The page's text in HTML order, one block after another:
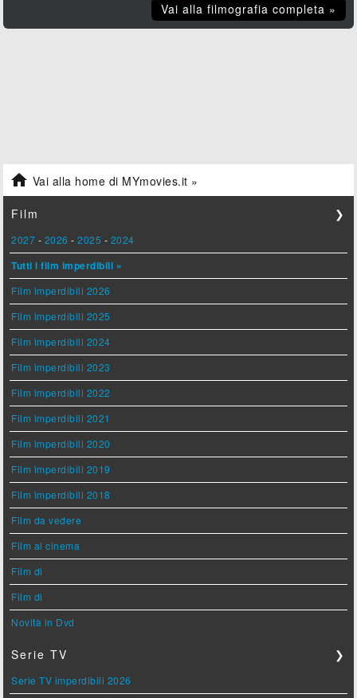
Vai alla filmografia completa »
 Vai alla home di MYmovies.it »
Film ❯
2027 - 2026 -2025 - 2024
Tutti i film imperdibili »
Film imperdibili 2026
Film imperdibili 2025
Film imperdibili 2024
Film imperdibili 2023
Film imperdibili 2022
Film imperdibili 2021
Film imperdibili 2020
Film imperdibili 2019
Film imperdibili 2018
Film da vedere
Film al cinema
Film di
Film di
Novità in Dvd
Serie TV ❯
Serie TV imperdibili 2026